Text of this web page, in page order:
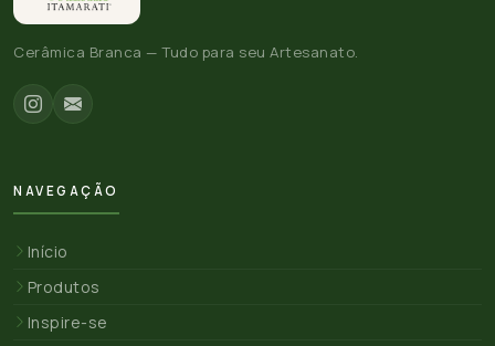
Cerâmica Branca — Tudo para seu Artesanato.
NAVEGAÇÃO
Início
Produtos
Inspire-se